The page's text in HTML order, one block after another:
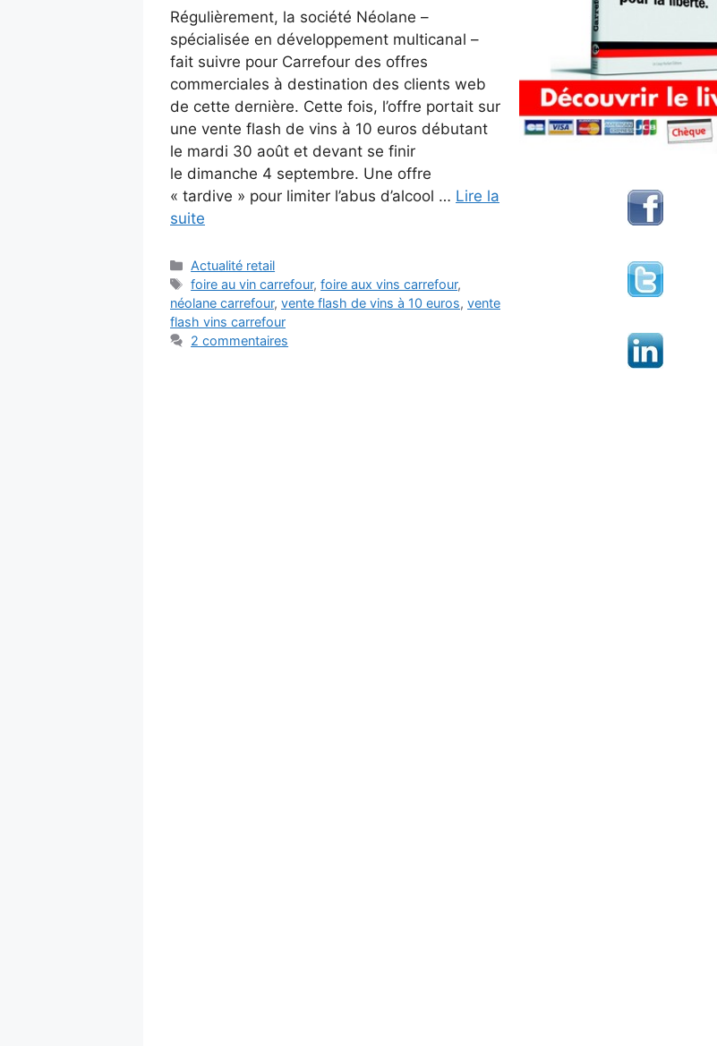
Régulièrement, la société Néolane –
spécialisée en développement multicanal –
fait suivre pour Carrefour des offres
commerciales à destination des clients web
de cette dernière. Cette fois, l’offre portait sur
une vente flash de vins à 10 euros débutant
le mardi 30 août et devant se finir
le dimanche 4 septembre. Une offre
« tardive » pour limiter l’abus d’alcool … Lire la
suite
Catégories
Actualité retail
Étiquettes
foire au vin carrefour,foire aux vins carrefour,
néolane carrefour, vente flash de vins à 10 euros, vente
flash vins carrefour
2 commentaires